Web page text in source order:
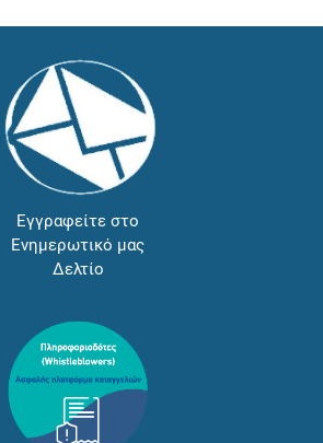
Εγγραφείτε στο
Ενημερωτικό μας
Δελτίο